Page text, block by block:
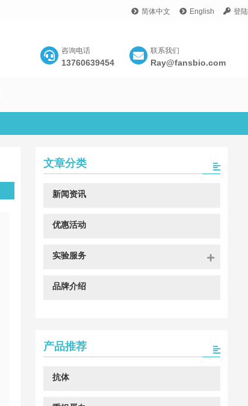
简体中文 English 登陆
咨询电话
13760639454
联系我们
Ray@fansbio.com
文章分类
新闻资讯
优惠活动
实验服务
品牌介绍
产品推荐
抗体